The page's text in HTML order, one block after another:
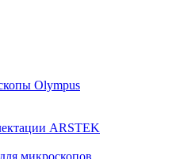
Olympus
ARSTEK
микроскопов